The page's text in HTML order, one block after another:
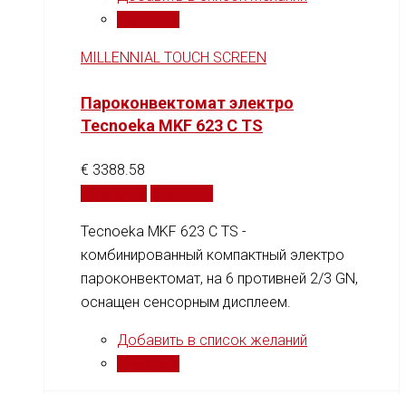
MILLENNIAL TOUCH SCREEN
Пароконвектомат электро
Tecnoeka MKF 623 C TS
€ 3388.58
Tecnoeka MKF 623 C TS -
комбинированный компактный электро
пароконвектомат, на 6 противней 2/3 GN,
оснащен сенсорным дисплеем.
Добавить в список желаний